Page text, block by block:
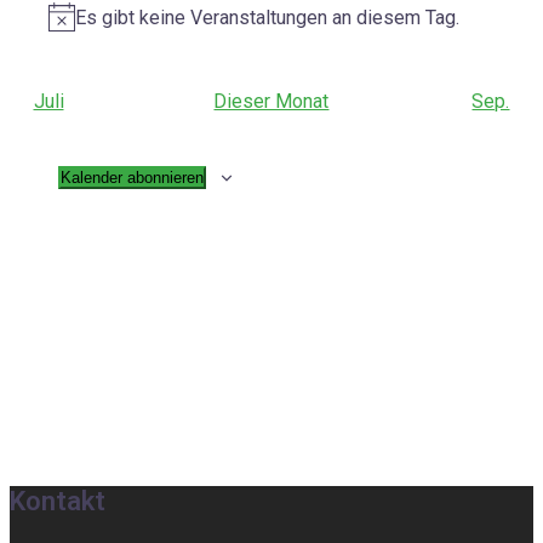
Hinweis
Es gibt keine Veranstaltungen an diesem Tag.
Juli Dieser Monat Sep.
Kalender abonnieren
Kontakt